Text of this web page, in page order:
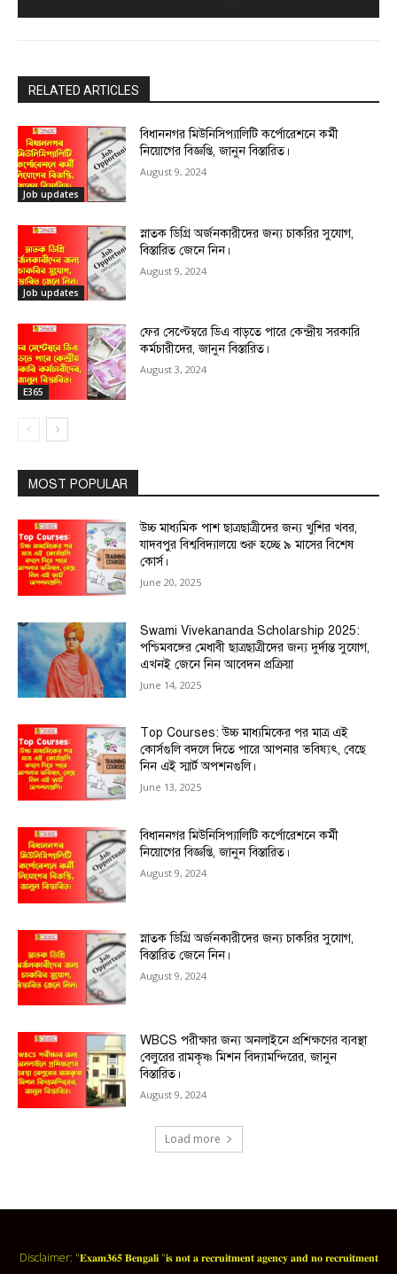
RELATED ARTICLES
Job updates
বিধাননগর মিউনিসিপ্যালিটি কর্পোরেশনে কর্মী
নিয়োগের বিজ্ঞপ্তি, জানুন বিস্তারিত।
August 9, 2024
Job updates
স্নাতক ডিগ্রি অর্জনকারীদের জন্য চাকরির সুযোগ,
বিস্তারিত জেনে নিন।
August 9, 2024
E365
ফের সেপ্টেম্বরে ডিএ বাড়তে পারে কেন্দ্রীয় সরকারি
কর্মচারীদের, জানুন বিস্তারিত।
August 3, 2024
MOST POPULAR
উচ্চ মাধ্যমিক পাশ ছাত্রছাত্রীদের জন্য খুশির খবর,
যাদবপুর বিশ্ববিদ্যালয়ে শুরু হচ্ছে ৯ মাসের বিশেষ
কোর্স।
June 20, 2025
Swami Vivekananda Scholarship 2025:
পশ্চিমবঙ্গের মেধাবী ছাত্রছাত্রীদের জন্য দুর্দান্ত সুযোগ,
এখনই জেনে নিন আবেদন প্রক্রিয়া
June 14, 2025
Top Courses: উচ্চ মাধ্যমিকের পর মাত্র এই
কোর্সগুলি বদলে দিতে পারে আপনার ভবিষ্যৎ, বেছে
নিন এই স্মার্ট অপশনগুলি।
June 13, 2025
বিধাননগর মিউনিসিপ্যালিটি কর্পোরেশনে কর্মী
নিয়োগের বিজ্ঞপ্তি, জানুন বিস্তারিত।
August 9, 2024
স্নাতক ডিগ্রি অর্জনকারীদের জন্য চাকরির সুযোগ,
বিস্তারিত জেনে নিন।
August 9, 2024
WBCS পরীক্ষার জন্য অনলাইনে প্রশিক্ষণের ব্যবস্থা
বেলুরের রামকৃষ্ণ মিশন বিদ্যামন্দিরের, জানুন
বিস্তারিত।
August 9, 2024
Load more
Disclaimer: "𝐄𝐱𝐚𝐦𝟑𝟔𝟓 𝐁𝐞𝐧𝐠𝐚𝐥𝐢 "𝐢𝐬 𝐧𝐨𝐭 𝐚 𝐫𝐞𝐜𝐫𝐮𝐢𝐭𝐦𝐞𝐧𝐭 𝐚𝐠𝐞𝐧𝐜𝐲 𝐚𝐧𝐝 𝐧𝐨 𝐫𝐞𝐜𝐫𝐮𝐢𝐭𝐦𝐞𝐧𝐭